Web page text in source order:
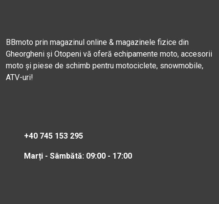
BBmoto prin magazinul online & magazinele fizice din
Gheorgheni și Otopeni vă oferă echipamente moto, accesorii
moto și piese de schimb pentru motociclete, snowmobile,
ATV-uri!
+40 745 153 295
Marți - Sâmbătă: 09:00 - 17:00